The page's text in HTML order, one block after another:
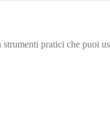
pratici che puoi